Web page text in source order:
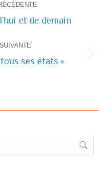
et de demain
ses états »